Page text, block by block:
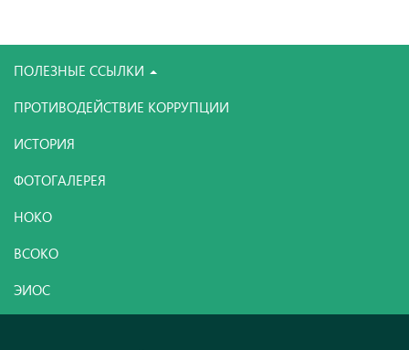
ПОЛЕЗНЫЕ ССЫЛКИ
ПРОТИВОДЕЙСТВИЕ КОРРУПЦИИ
ИСТОРИЯ
ФОТОГАЛЕРЕЯ
НОКО
ВСОКО
ЭИОС